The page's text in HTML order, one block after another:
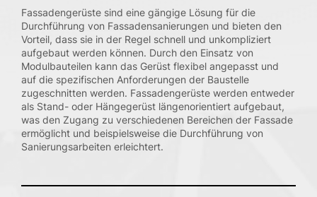
Vermietung & Logistik
Qualität & Sicherheit
Aktuelles
Downloads
Kontakt
Fassadengerüste sind eine gängige Lösung für die
Durchführung von Fassadensanierungen und bieten den
Vorteil, dass sie in der Regel schnell und unkompliziert
aufgebaut werden können. Durch den Einsatz von
Modulbauteilen kann das Gerüst flexibel angepasst und
auf die spezifischen Anforderungen der Baustelle
zugeschnitten werden. Fassadengerüste werden entweder
als Stand- oder Hängegerüst längenorientiert aufgebaut,
was den Zugang zu verschiedenen Bereichen der Fassade
ermöglicht und beispielsweise die Durchführung von
Sanierungsarbeiten erleichtert.